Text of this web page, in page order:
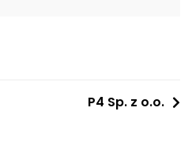
P4 Sp. z o.o.